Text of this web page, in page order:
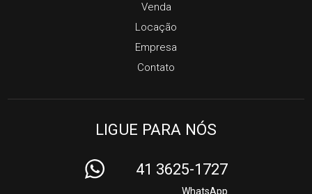
Venda
Locação
Empresa
Contato
LIGUE PARA NÓS
41 3625-1727
WhatsApp